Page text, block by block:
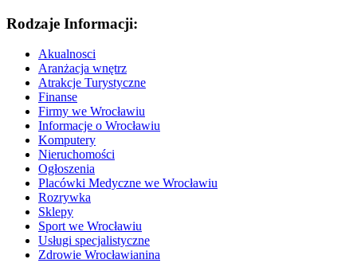
Rodzaje Informacji:
Akualnosci
Aranżacja wnętrz
Atrakcje Turystyczne
Finanse
Firmy we Wrocławiu
Informacje o Wrocławiu
Komputery
Nieruchomości
Ogłoszenia
Placówki Medyczne we Wrocławiu
Rozrywka
Sklepy
Sport we Wrocławiu
Usługi specjalistyczne
Zdrowie Wrocławianina